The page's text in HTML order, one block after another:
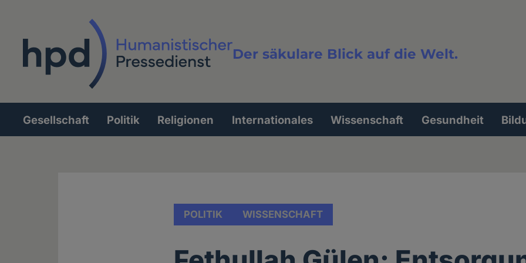
Der säkulare Blick auf die Welt.
Volltextsuche
Hauptnavigation
Gesellschaft Politik Religionen Internationales Wissenschaft Gesundheit
POLITIK WISSENSCHAFT